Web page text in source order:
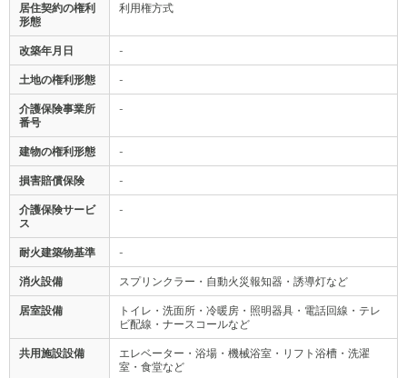
居住契約の権利
形態
利用権方式
改築年月日 -
土地の権利形態 -
介護保険事業所
番号
-
建物の権利形態 -
損害賠償保険 -
介護保険サービ
ス
-
耐火建築物基準 -
消火設備 スプリンクラー・自動火災報知器・誘導灯など
居室設備
トイレ・洗面所・冷暖房・照明器具・電話回線・テレ
ビ配線・ナースコールなど
共用施設設備
エレベーター・浴場・機械浴室・リフト浴槽・洗濯
室・食堂など